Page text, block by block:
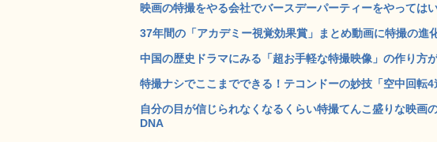
映画の特撮をやる会社でバースデーパーティーをやっては
37年間の「アカデミー視覚効果賞」まとめ動画に特撮の進
中国の歴史ドラマにみる「超お手軽な特撮映像」の作り方
特撮ナシでここまでできる！テコンドーの妙技「空中回転
自分の目が信じられなくなるくらい特撮てんこ盛りな映
DNA